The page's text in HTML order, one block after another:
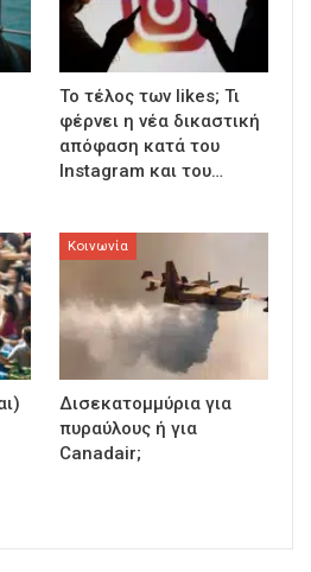
To τέλος των likes; Τι
φέρνει η νέα δικαστική
απόφαση κατά του
Instagram και του…
Κοινωνία
Δισεκατομμύρια για
πυραύλους ή για
Canadair;